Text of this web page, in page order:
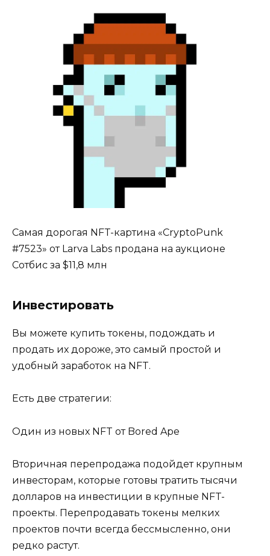
Самая дорогая NFT-картина «CryptoPunk
#7523» от Larva Labs продана на аукционе
Сотбис за $11,8 млн
Инвестировать
Вы можете купить токены, подождать и
продать их дороже, это самый простой и
удобный заработок на NFT.
Есть две стратегии:
Один из новых NFT от Bored Ape
Вторичная перепродажа подойдет крупным
инвесторам, которые готовы тратить тысячи
долларов на инвестиции в крупные NFT-
проекты. Перепродавать токены мелких
проектов почти всегда бессмысленно, они
редко растут.